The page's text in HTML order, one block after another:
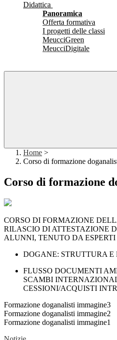
Didattica
Panoramica
Offerta formativa
I progetti delle classi
MeucciGreen
MeucciDigitale
Home >
Corso di formazione
Corso di formazione
CORSO DI FORMAZIONE
RILASCIO DI ATTESTAZIONE
ALUNNI, TENUTO DA
DOGANE: STRUTTURA
FLUSSO DOCUMENTI
SCAMBI
CESSIONI/ACQUISTI
Formazione doganalisti immagine3
Formazione doganalisti immagine2
Formazione doganalisti immagine1